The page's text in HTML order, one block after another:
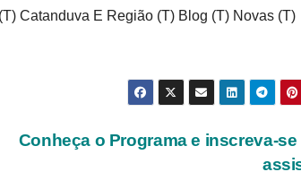
Catanduva E Região (T) Blog (T) Novas (T)
Conheça o Programa e inscreva-se